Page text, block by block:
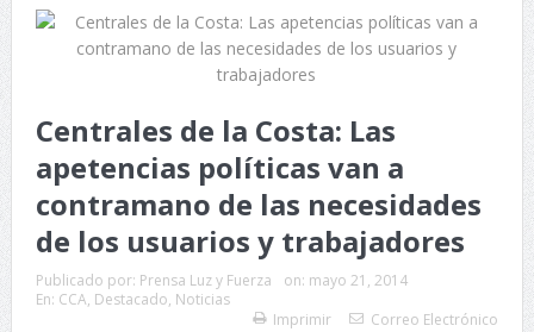
Centrales de la Costa: Las
apetencias políticas van a
contramano de las necesidades
de los usuarios y trabajadores
Publicado por: Prensa Luz y Fuerza on: mayo 21, 2014
En: CCA, Destacado, Noticias
Imprimir
Correo Electrónico